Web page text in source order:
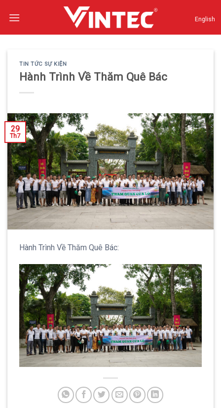
English
TIN TỨC SỰ KIỆN
Hành Trình Về Thăm Quê Bác
29
Th7
Hành Trình Về Thăm Quê Bác: